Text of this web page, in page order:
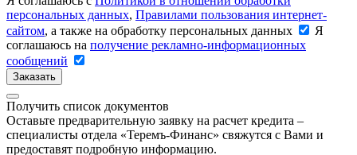
персональных данных, Правилами пользования интернет-
сайтом, а также на обработку персональных данных
Я
соглашаюсь на получение рекламно-информационных
сообщений
Заказать
Получить список документов
Оставьте предварительную заявку на расчет кредита –
специалисты отдела «Теремъ-Финанс» свяжутся с Вами и
предоставят подробную информацию.